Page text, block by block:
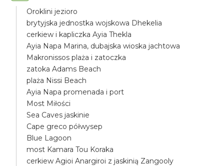
Oroklini jezioro
brytyjska jednostka wojskowa Dhekelia
cerkiew i kapliczka Ayia Thekla
Ayia Napa Marina, dubajska wioska jachtowa
Makronissos plaża i zatoczka
zatoka Adams Beach
plaża Nissi Beach
Ayia Napa promenada i port
Most Miłości
Sea Caves jaskinie
Cape greco półwysep
Blue Lagoon
most Kamara Tou Koraka
cerkiew Agioi Anargiroi z jaskinią Zangooly